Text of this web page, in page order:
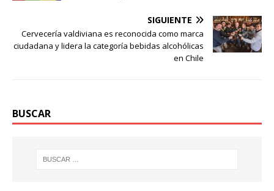
SIGUIENTE
Cervecería valdiviana es reconocida como marca
ciudadana y lidera la categoría bebidas alcohólicas
en Chile
BUSCAR